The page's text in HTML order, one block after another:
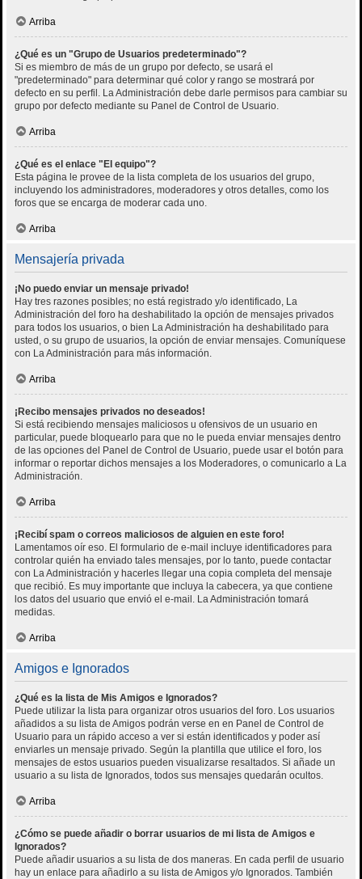
Arriba
¿Qué es un "Grupo de Usuarios predeterminado"?
Si es miembro de más de un grupo por defecto, se usará el
"predeterminado" para determinar qué color y rango se mostrará por
defecto en su perfil. La Administración debe darle permisos para cambiar su
grupo por defecto mediante su Panel de Control de Usuario.
Arriba
¿Qué es el enlace "El equipo"?
Esta página le provee de la lista completa de los usuarios del grupo,
incluyendo los administradores, moderadores y otros detalles, como los
foros que se encarga de moderar cada uno.
Arriba
Mensajería privada
¡No puedo enviar un mensaje privado!
Hay tres razones posibles; no está registrado y/o identificado, La
Administración del foro ha deshabilitado la opción de mensajes privados
para todos los usuarios, o bien La Administración ha deshabilitado para
usted, o su grupo de usuarios, la opción de enviar mensajes. Comuníquese
con La Administración para más información.
Arriba
¡Recibo mensajes privados no deseados!
Si está recibiendo mensajes maliciosos u ofensivos de un usuario en
particular, puede bloquearlo para que no le pueda enviar mensajes dentro
de las opciones del Panel de Control de Usuario, puede usar el botón para
informar o reportar dichos mensajes a los Moderadores, o comunicarlo a La
Administración.
Arriba
¡Recibí spam o correos maliciosos de alguien en este foro!
Lamentamos oír eso. El formulario de e-mail incluye identificadores para
controlar quién ha enviado tales mensajes, por lo tanto, puede contactar
con La Administración y hacerles llegar una copia completa del mensaje
que recibió. Es muy importante que incluya la cabecera, ya que contiene
los datos del usuario que envió el e-mail. La Administración tomará
medidas.
Arriba
Amigos e Ignorados
¿Qué es la lista de Mis Amigos e Ignorados?
Puede utilizar la lista para organizar otros usuarios del foro. Los usuarios
añadidos a su lista de Amigos podrán verse en en Panel de Control de
Usuario para un rápido acceso a ver si están identificados y poder así
enviarles un mensaje privado. Según la plantilla que utilice el foro, los
mensajes de estos usuarios pueden visualizarse resaltados. Si añade un
usuario a su lista de Ignorados, todos sus mensajes quedarán ocultos.
Arriba
¿Cómo se puede añadir o borrar usuarios de mi lista de Amigos e
Ignorados?
Puede añadir usuarios a su lista de dos maneras. En cada perfil de usuario
hay un enlace para añadirlo a su lista de Amigos y/o Ignorados. También